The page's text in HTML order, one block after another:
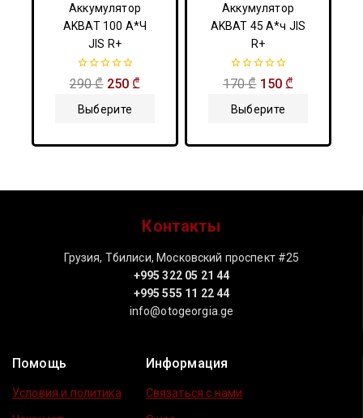
Аккумулятор
AKBAT 100 А*Ч
JIS R+
0
из
290₾ 250 ₾
Выберите
Аккумулятор
AKBAT 45 А*ч JIS
R+
0
из
170₾ 150 ₾
Выберите
Контакты
Грузия, Тбилиси, Московский проспект #25
+995 322 05 21 44
+995 555 11 22 44
info@otogeorgia.ge
Помощь
Условия и политика
Информация
Связаться с нами